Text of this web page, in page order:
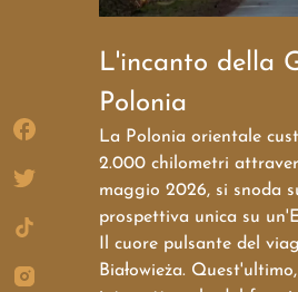
L'incanto della
Polonia
La Polonia orientale
2.000 chilometri
maggio 2026, si snoda
prospettiva unica su
Il cuore pulsante del
Białowieża.